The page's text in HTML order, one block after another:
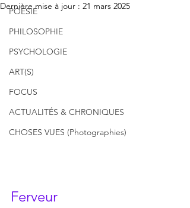
POÉSIE
PHILOSOPHIE
PSYCHOLOGIE
ART(S)
FOCUS
ACTUALITÉS & CHRONIQUES
CHOSES VUES (Photographies)
Dernière mise à jour : 21 mars 2025
Ferveur